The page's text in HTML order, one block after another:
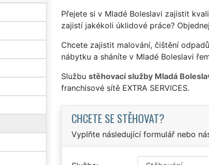
Přejete si v Mladé Boleslavi zajistit
zajistí jakékoli úklidové práce?
Chcete zajistit malování, čištění
nábytku a sháníte v Mladé Boleslavi
Službu stěhovací služby Mladá
franchisové sítě EXTRA SERVICES.
CHCETE SE STĚHOVAT?
Vyplňte následující formulář nebo